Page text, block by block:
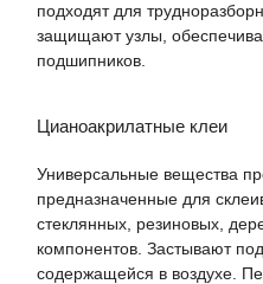
подходят для
защищают узлы,
подшипников.
Цианоакрилатные клеи
Универсальные вещества
предназначенные для
стеклянных, резиновых,
компонентов. Застывают
содержащейся в воздухе.